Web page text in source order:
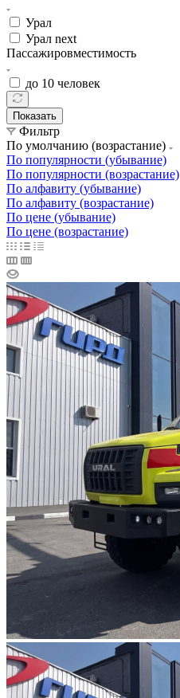
Урал
Урал next
Пассажировместимость
до 10 человек
Показать
Фильтр
По умолчанию (возрастание)
По популярности (убывание)
По популярности (возрастание)
По алфавиту (убывание)
По алфавиту (возрастание)
По цене (убывание)
По цене (возрастание)